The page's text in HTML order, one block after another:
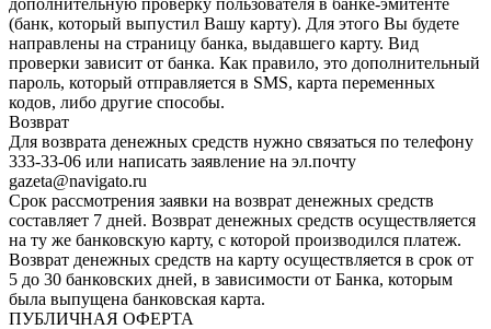
(банк, который выпустил Вашу карту). Для этого Вы будете
направлены на страницу банка, выдавшего карту. Вид
проверки зависит от банка. Как правило, это дополнительный
пароль, который отправляется в SMS, карта переменных
кодов, либо другие способы.
Возврат
Для возврата денежных средств нужно связаться по телефону
333-33-06 или написать заявление на эл.почту
gazeta@navigato.ru
Срок рассмотрения заявки на возврат денежных средств
составляет 7 дней. Возврат денежных средств осуществляется
на ту же банковскую карту, с которой производился платеж.
Возврат денежных средств на карту осуществляется в срок от
5 до 30 банковских дней, в зависимости от Банка, которым
была выпущена банковская карта.
ПУБЛИЧНАЯ ОФЕРТА